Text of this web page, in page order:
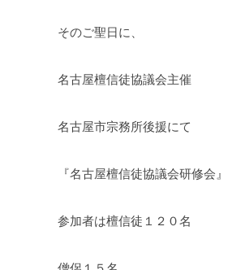
そのご聖日に、
名古屋檀信徒協議会主催
名古屋市宗務所後援にて
『名古屋檀信徒協議会研修会』
参加者は檀信徒１２０名